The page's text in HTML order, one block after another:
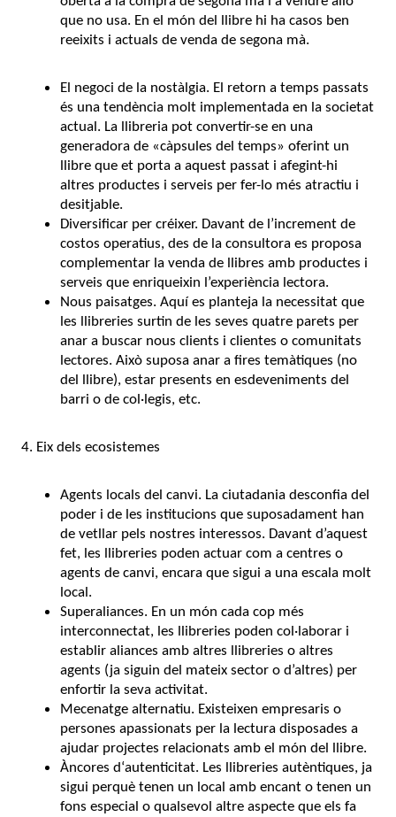
que no usa. En el món del llibre hi ha casos ben
reeixits i actuals de venda de segona mà.
El negoci de la nostàlgia. El retorn a temps passats
és una tendència molt implementada en la societat
actual. La llibreria pot convertir-se en una
generadora de «càpsules del temps» oferint un
llibre que et porta a aquest passat i afegint-hi
altres productes i serveis per fer-lo més atractiu i
desitjable.
Diversificar per créixer. Davant de l’increment de
costos operatius, des de la consultora es proposa
complementar la venda de llibres amb productes i
serveis que enriqueixin l’experiència lectora.
Nous paisatges. Aquí es planteja la necessitat que
les llibreries surtin de les seves quatre parets per
anar a buscar nous clients i clientes o comunitats
lectores. Això suposa anar a fires temàtiques (no
del llibre), estar presents en esdeveniments del
barri o de col·legis, etc.
4. Eix dels ecosistemes
Agents locals del canvi. La ciutadania desconfia del
poder i de les institucions que suposadament han
de vetllar pels nostres interessos. Davant d’aquest
fet, les llibreries poden actuar com a centres o
agents de canvi, encara que sigui a una escala molt
local.
Superaliances. En un món cada cop més
interconnectat, les llibreries poden col·laborar i
establir aliances amb altres llibreries o altres
agents (ja siguin del mateix sector o d’altres) per
enfortir la seva activitat.
Mecenatge alternatiu. Existeixen empresaris o
persones apassionats per la lectura disposades a
ajudar projectes relacionats amb el món del llibre.
Àncores d‘autenticitat. Les llibreries autèntiques, ja
sigui perquè tenen un local amb encant o tenen un
fons especial o qualsevol altre aspecte que els fa